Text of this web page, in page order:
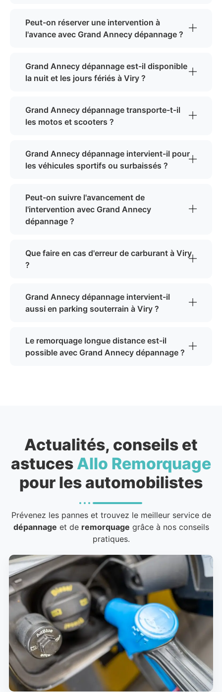
Peut-on réserver une intervention à
l'avance avec Grand Annecy dépannage ?
Grand Annecy dépannage est-il disponible
la nuit et les jours fériés à Viry ?
Grand Annecy dépannage transporte-t-il
les motos et scooters ?
Grand Annecy dépannage intervient-il pour
les véhicules sportifs ou surbaissés ?
Peut-on suivre l'avancement de
l'intervention avec Grand Annecy
dépannage ?
Que faire en cas d'erreur de carburant à Viry
?
Grand Annecy dépannage intervient-il
aussi en parking souterrain à Viry ?
Le remorquage longue distance est-il
possible avec Grand Annecy dépannage ?
Actualités, conseils et
astuces Allo Remorquage
pour les automobilistes
Prévenez les pannes et trouvez le meilleur service de
dépannage et de remorquage grâce à nos conseils
pratiques.